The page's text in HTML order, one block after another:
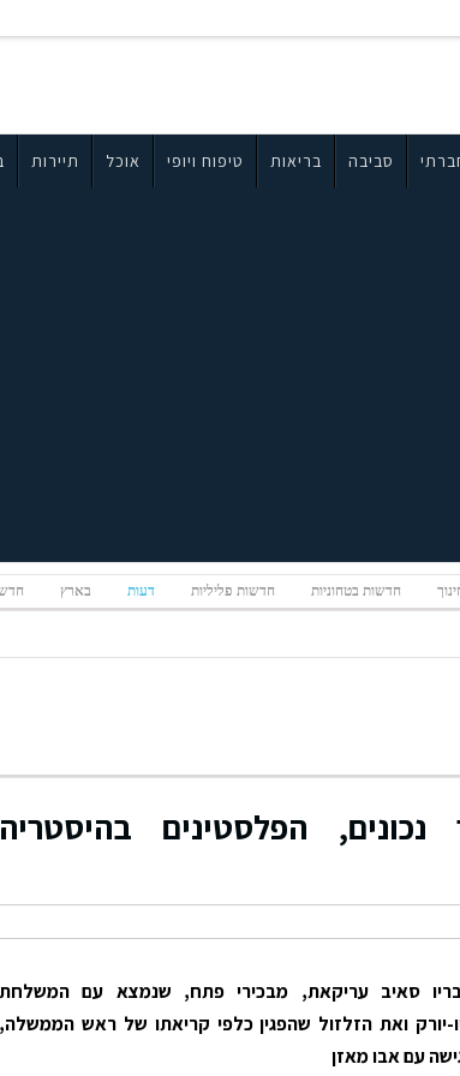
סביבה בריאות טיפוח ויופי אוכל תיירות
חדשות בטחוניות חדשות פליליות דעות בארץ
הפלסטינים בהיסטריה
סאיב עריקאת, מבכירי פתח, שנמצא עם המשלחת
יורק ואת הזלזול שהפגין כלפי קריאתו של ראש הממשלה,
עם אבו מאזן